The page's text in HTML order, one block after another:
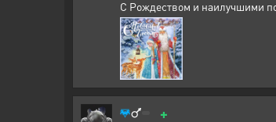
С Рождеством и наилучшими
+